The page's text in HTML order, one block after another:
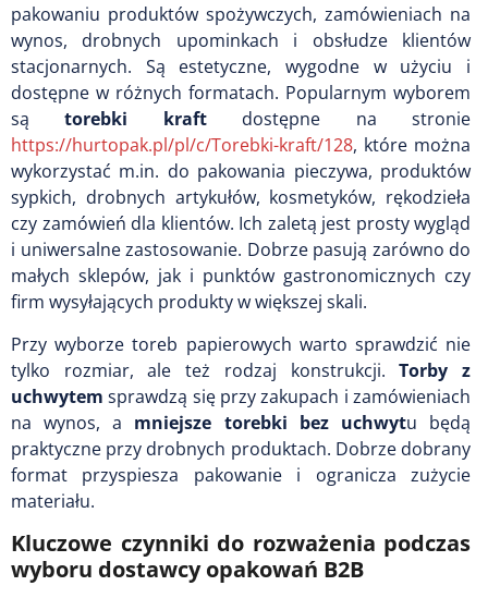
pakowaniu produktów spożywczych, zamówieniach na
wynos, drobnych upominkach i obsłudze klientów
stacjonarnych. Są estetyczne, wygodne w użyciu i
dostępne w różnych formatach. Popularnym wyborem
są torebki kraftdostępne na stronie
https://hurtopak.pl/pl/c/Torebki-kraft/128, które można
wykorzystać m.in. do pakowania pieczywa, produktów
sypkich, drobnych artykułów, kosmetyków, rękodzieła
czy zamówień dla klientów. Ich zaletą jest prosty wygląd
i uniwersalne zastosowanie. Dobrze pasują zarówno do
małych sklepów, jak i punktów gastronomicznych czy
firm wysyłających produkty w większej skali.
Przy wyborze toreb papierowych warto sprawdzić nie
tylko rozmiar, ale też rodzaj konstrukcji.Torby z
uchwytemsprawdzą się przy zakupach i zamówieniach
na wynos, a mniejsze torebki bez uchwytu będą
praktyczne przy drobnych produktach. Dobrze dobrany
format przyspiesza pakowanie i ogranicza zużycie
materiału.
Kluczowe czynniki do rozważenia podczas
wyboru dostawcy opakowań B2B